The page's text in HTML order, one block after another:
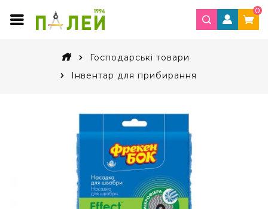
0
Господарські товари
Інвентар для прибирання